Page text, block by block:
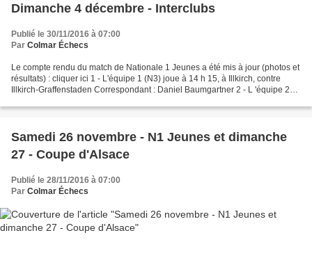
Dimanche 4 décembre - Interclubs
Publié le 30/11/2016 à 07:00
Par Colmar Échecs
Le compte rendu du match de Nationale 1 Jeunes a été mis à jour (photos et
résultats) : cliquer ici 1 - L'équipe 1 (N3) joue à 14 h 15, à Illkirch, contre
Illkirch-Graffenstaden Correspondant : Daniel Baumgartner 2 - L 'équipe 2
Samedi 26 novembre - N1 Jeunes et dimanche
27 - Coupe d'Alsace
Publié le 28/11/2016 à 07:00
Par Colmar Échecs